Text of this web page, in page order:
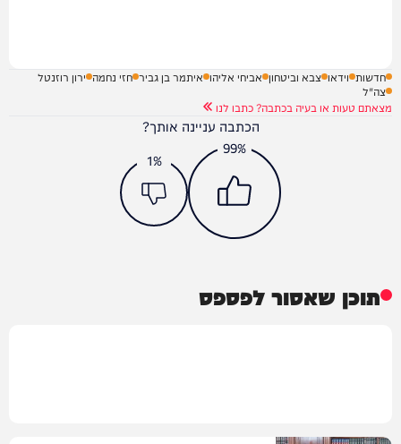
חדשות וידאו צבא וביטחון אביחי אליהו איתמר בן גביר חזי נחמה ירון רוזנטל
צה"ל
מצאתם טעות או בעיה בכתבה? כתבו לנו
הכתבה עניינה אותך?
99%
1%
תוכן שאסור לפספס